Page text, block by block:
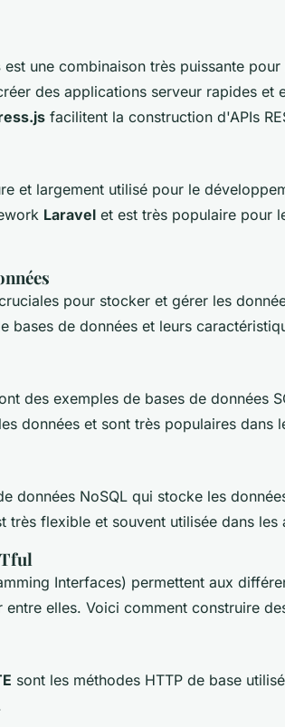
est une combinaison très puissante
des applications serveur rapides et
facilitent la construction d'APIs
et largement utilisé pour le
Laravel et est très populaire pour
pour stocker et gérer les
bases de données et leurs
des exemples de bases de données
données et sont très populaires dans
données NoSQL qui stocke les
très flexible et souvent utilisée dans
Interfaces) permettent aux
elles. Voici comment construire
sont les méthodes HTTP de base